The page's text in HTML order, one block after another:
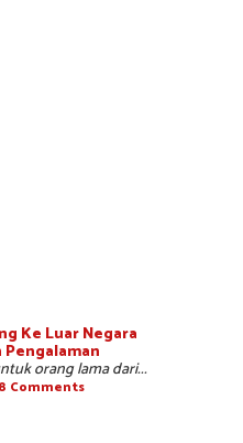
Ke Luar Negara
orang lama dari...
8 Comments